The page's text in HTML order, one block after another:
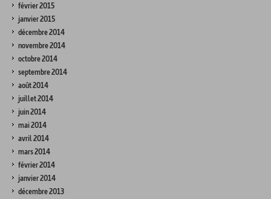
février 2015
janvier 2015
décembre 2014
novembre 2014
octobre 2014
septembre 2014
août 2014
juillet 2014
juin 2014
mai 2014
avril 2014
mars 2014
février 2014
janvier 2014
décembre 2013